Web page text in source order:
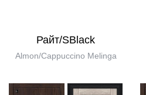
Райт/SBlack
Almon/Cappuccino Melinga